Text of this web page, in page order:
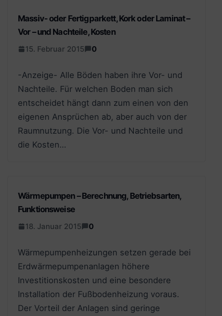
Massiv- oder Fertigparkett, Kork oder Laminat –
Vor – und Nachteile, Kosten
15. Februar 2015 0
-Anzeige- Alle Böden haben ihre Vor- und
Nachteile. Für welchen Boden man sich
entscheidet hängt dann zum einen von den
eigenen Ansprüchen ab, aber auch von der
Raumnutzung. Die Vor- und Nachteile und
die Kosten…
Wärmepumpen – Berechnung, Betriebsarten,
Funktionsweise
18. Januar 2015 0
Wärmepumpenheizungen setzen gerade bei
Erdwärmepumpenanlagen höhere
Investitionskosten und eine besondere
Installation der Fußbodenheizung voraus.
Der Vorteil der Anlagen sind geringe